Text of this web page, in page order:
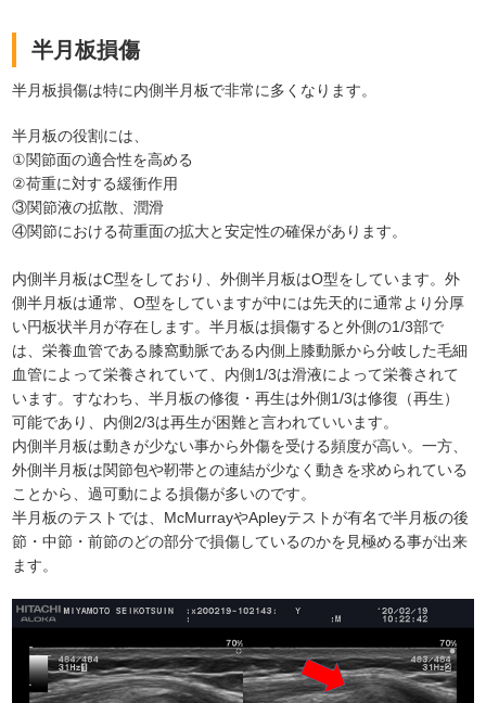
半月板損傷
半月板損傷は特に内側半月板で非常に多くなります。
半月板の役割には、
①関節面の適合性を高める
②荷重に対する緩衝作用
③関節液の拡散、潤滑
④関節における荷重面の拡大と安定性の確保があります。
内側半月板はC型をしており、外側半月板はO型をしています。外
側半月板は通常、O型をしていますが中には先天的に通常より分厚
い円板状半月が存在します。半月板は損傷すると外側の1/3部で
は、栄養血管である膝窩動脈である内側上膝動脈から分岐した毛細
血管によって栄養されていて、内側1/3は滑液によって栄養されて
います。すなわち、半月板の修復・再生は外側1/3は修復（再生）
可能であり、内側2/3は再生が困難と言われていいます。
内側半月板は動きが少ない事から外傷を受ける頻度が高い。一方、
外側半月板は関節包や靭帯との連結が少なく動きを求められている
ことから、過可動による損傷が多いのです。
半月板のテストでは、McMurrayやApleyテストが有名で半月板の後
節・中節・前節のどの部分で損傷しているのかを見極める事が出来
ます。